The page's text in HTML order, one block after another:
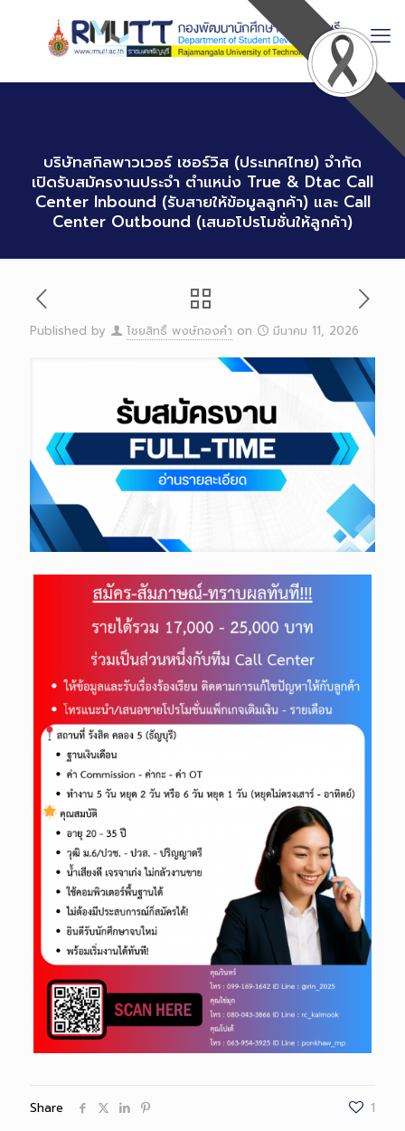
บริษัทสกิลพาวเวอร์ เซอร์วิส (ประเทศไทย) จำกัด
เปิดรับสมัครงานประจำ ตำแหน่ง True & Dtac Call
Center Inbound (รับสายให้ข้อมูลลูกค้า) และ Call
Center Outbound (เสนอโปรโมชั่นให้ลูกค้า)
Published by ไชยสิทธิ์ พงษ์ทองคำ on มีนาคม 11, 2026
Share 1